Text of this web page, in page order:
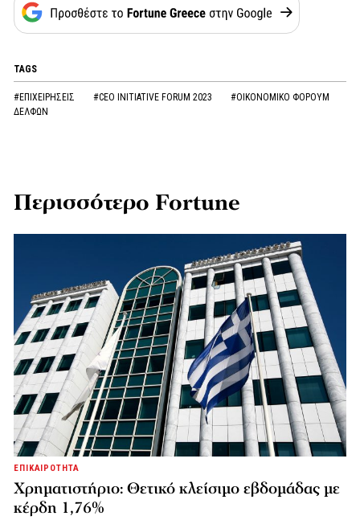
TAGS
#ΕΠΙΧΕΙΡΗΣΕΙΣ #CEO INITIATIVE FORUM 2023
#ΟΙΚΟΝΟΜΙΚΟ ΦΟΡΟΥΜ
ΔΕΛΦΩΝ
Περισσότερο Fortune
ΕΠΙΚΑΙΡΟΤΗΤΑ
Χρηματιστήριο: Θετικό κλείσιμο εβδομάδας με
κέρδη 1,76%